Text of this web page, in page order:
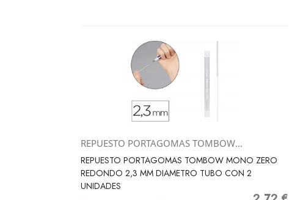
Vista rápida
REPUESTO PORTAGOMAS TOMBOW...
REPUESTO PORTAGOMAS TOMBOW MONO ZERO
REDONDO 2,3 MM DIAMETRO TUBO CON 2
UNIDADES